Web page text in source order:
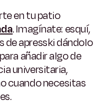
en tu patio
. Imagínate: esquí,
de apresski dándolo
añadir algo de
universitaria,
cuando necesitas